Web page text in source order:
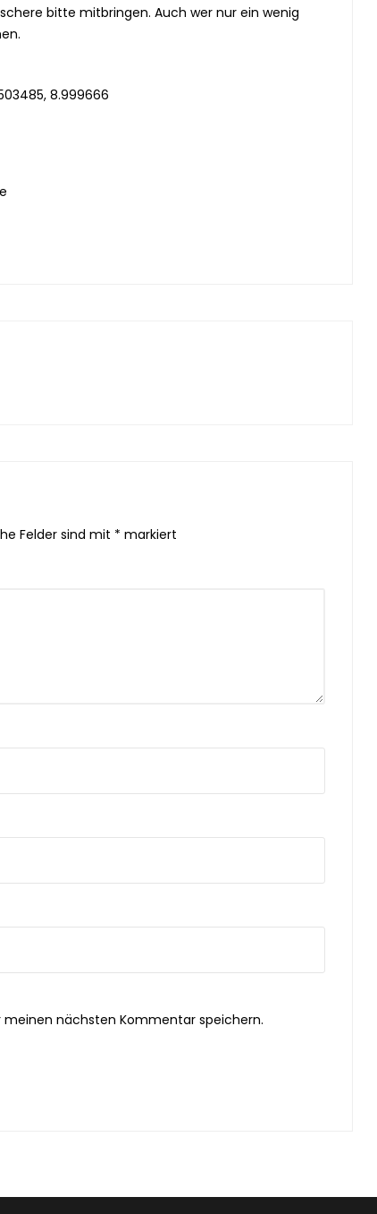
bitte mitbringen. Auch wer nur ein wenig
8.999666
Felder sind mit * markiert
meinen nächsten Kommentar speichern.